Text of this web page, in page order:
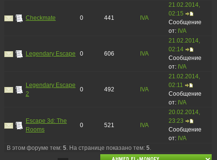
Checkmate 0 441 IVA
21.02.2014,
02:15
Сообщение
от: IVA
Legendary Escape 0 606 IVA
21.02.2014,
02:14
Сообщение
от: IVA
Legendary Escape
2
0 492 IVA
21.02.2014,
02:11
Сообщение
от: IVA
Escape 3d: The
Rooms
0 521 IVA
20.02.2014,
23:23
Сообщение
от: IVA
В этом форуме тем: 5. На странице показано тем: 5.